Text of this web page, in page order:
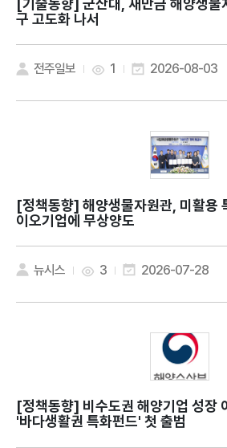
[기술동향]
구 고도화 나서
전주일보 1 2026-08-03
[정책동향]
이오기업에 무상양도
뉴시스 3 2026-07-28
[정책동향]
'바다생활권 특화펀드' 첫 출범